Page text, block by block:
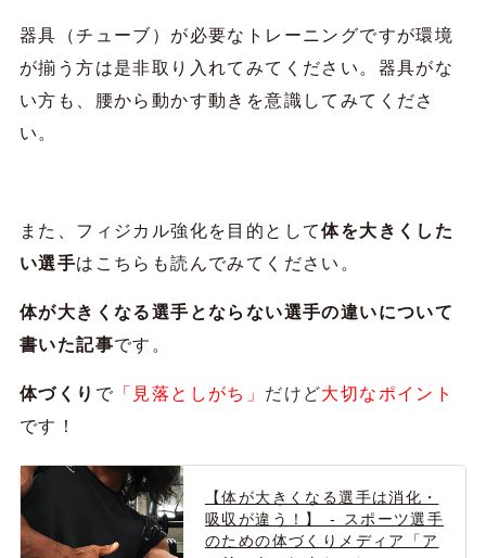
器具（チューブ）が必要なトレーニングですが環境
が揃う方は是非取り入れてみてください。器具がな
い方も、腰から動かす動きを意識してみてくださ
い。
また、フィジカル強化を目的として体を大きくした
い選手はこちらも読んでみてください。
体が大きくなる選手とならない選手の違いについて
書いた記事です。
体づくり で「見落としがち」 だけど大切なポイント
です！
【体が大きくなる選手は消化・
吸収が違う！】 - スポーツ選手
のための体づくりメディア「ア